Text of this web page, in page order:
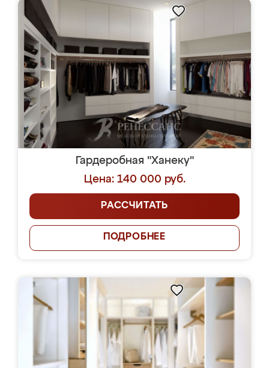
Гардеробная "Ханеку"
Цена: 140 000 руб.
РАССЧИТАТЬ
ПОДРОБНЕЕ